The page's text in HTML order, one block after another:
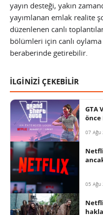
yayın desteği, yakın
yayımlanan emlak realite
düzenlenen canlı
bölümleri için canlı
beraberinde getirebilir.
İLGİNİZİ ÇEKEBİLİR
GTA
önce
07 Ağu
05 Ağu